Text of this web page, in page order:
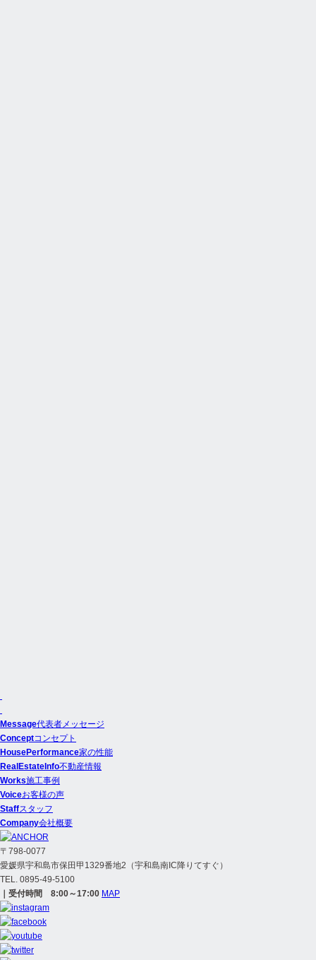
Message代表者メッセージ
Conceptコンセプト
HousePerformance家の性能
RealEstateInfo不動産情報
Works施工事例
Voiceお客様の声
Staffスタッフ
Company会社概要
〒798-0077
愛媛県宇和島市保田甲1329番地2（宇和島南IC降りてすぐ）
TEL. 0895-49-5100
｜受付時間 8:00～17:00 MAP